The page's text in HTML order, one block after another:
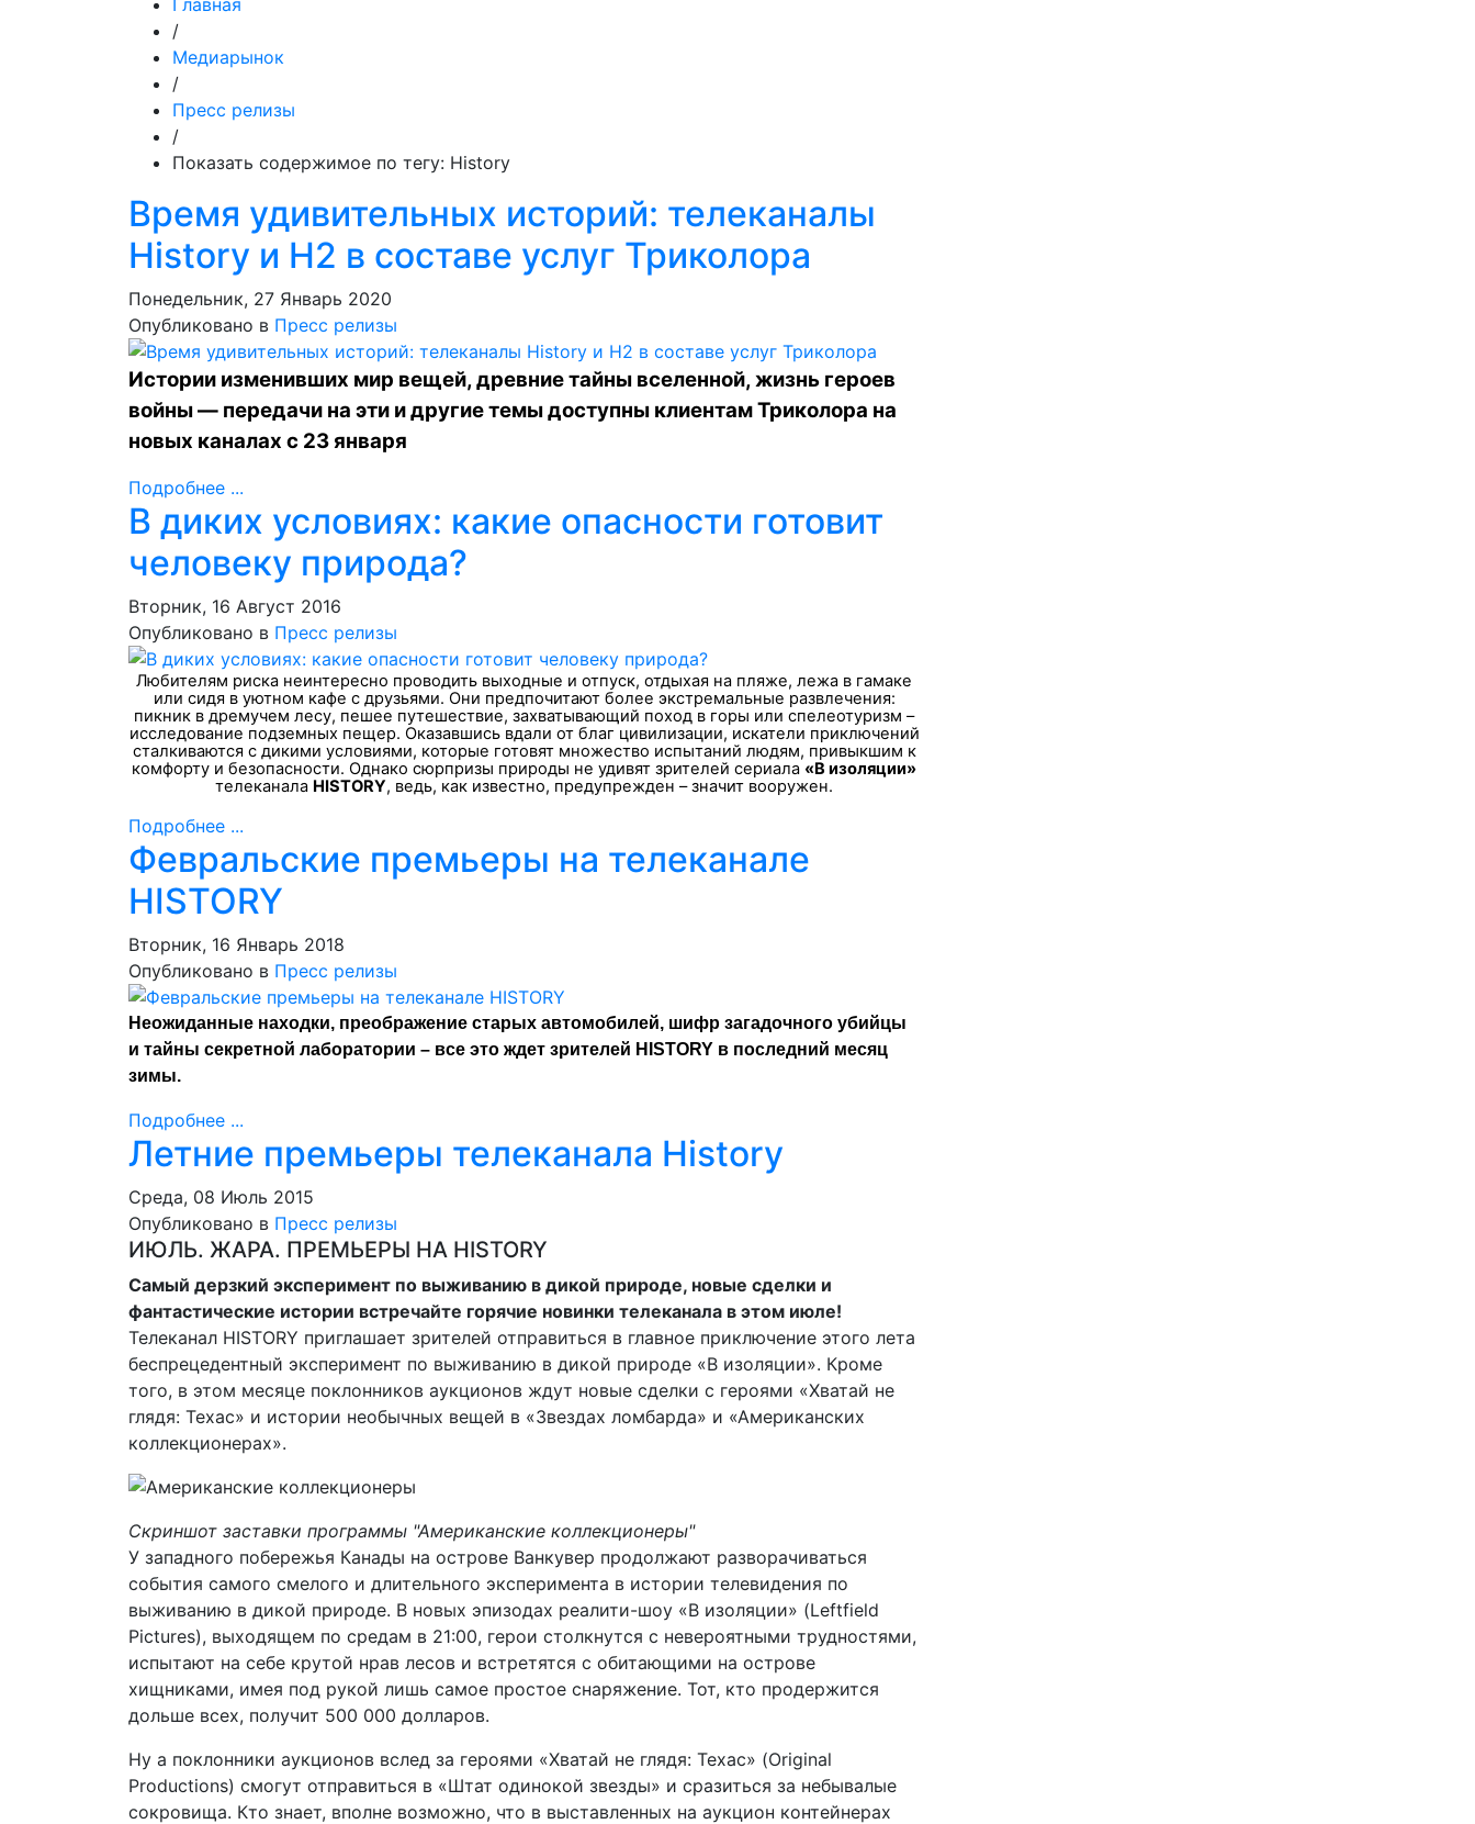
Главная
/
Медиарынок
/
Пресс релизы
/
Показать содержимое по тегу: History
Время удивительных историй: телеканалы
History и H2 в составе услуг Триколора
Понедельник, 27 Январь 2020
Опубликовано в Пресс релизы
Истории изменивших мир вещей, древние тайны вселенной, жизнь героев
войны — передачи на эти и другие темы доступны клиентам Триколора на
новых каналах с 23 января
Подробнее ...
В диких условиях: какие опасности готовит
человеку природа?
Вторник, 16 Август 2016
Опубликовано в Пресс релизы
Любителям риска неинтересно проводить выходные и отпуск, отдыхая на пляже, лежа в гамаке
или сидя в уютном кафе с друзьями. Они предпочитают более экстремальные развлечения:
пикник в дремучем лесу, пешее путешествие, захватывающий поход в горы или спелеотуризм –
исследование подземных пещер. Оказавшись вдали от благ цивилизации, искатели приключений
сталкиваются с дикими условиями, которые готовят множество испытаний людям, привыкшим к
комфорту и безопасности. Однако сюрпризы природы не удивят зрителей сериала «В изоляции»
телеканала HISTORY, ведь, как известно, предупрежден – значит вооружен.
Подробнее ...
Февральские премьеры на телеканале
HISTORY
Вторник, 16 Январь 2018
Опубликовано в Пресс релизы
Неожиданные находки, преображение старых автомобилей, шифр загадочного убийцы
и тайны секретной лаборатории – все это ждет зрителей HISTORY в последний месяц
зимы.
Подробнее ...
Летние премьеры телеканала History
Среда, 08 Июль 2015
Опубликовано в Пресс релизы
ИЮЛЬ. ЖАРА. ПРЕМЬЕРЫ НА HISTORY
Самый дерзкий эксперимент по выживанию в дикой природе, новые сделки и
фантастические истории встречайте горячие новинки телеканала в этом июле!
Телеканал HISTORY приглашает зрителей отправиться в главное приключение этого лета
беспрецедентный эксперимент по выживанию в дикой природе «В изоляции». Кроме
того, в этом месяце поклонников аукционов ждут новые сделки с героями «Хватай не
глядя: Техас» и истории необычных вещей в «Звездах ломбарда» и «Американских
коллекционерах».
Скриншот заставки программы "Американские коллекционеры"
У западного побережья Канады на острове Ванкувер продолжают разворачиваться
события самого смелого и длительного эксперимента в истории телевидения по
выживанию в дикой природе. В новых эпизодах реалити-шоу «В изоляции» (Leftfield
Pictures), выходящем по средам в 21:00, герои столкнутся с невероятными трудностями,
испытают на себе крутой нрав лесов и встретятся с обитающими на острове
хищниками, имея под рукой лишь самое простое снаряжение. Тот, кто продержится
дольше всех, получит 500 000 долларов.
Ну а поклонники аукционов вслед за героями «Хватай не глядя: Техас» (Original
Productions) смогут отправиться в «Штат одинокой звезды» и сразиться за небывалые
сокровища. Кто знает, вполне возможно, что в выставленных на аукцион контейнерах